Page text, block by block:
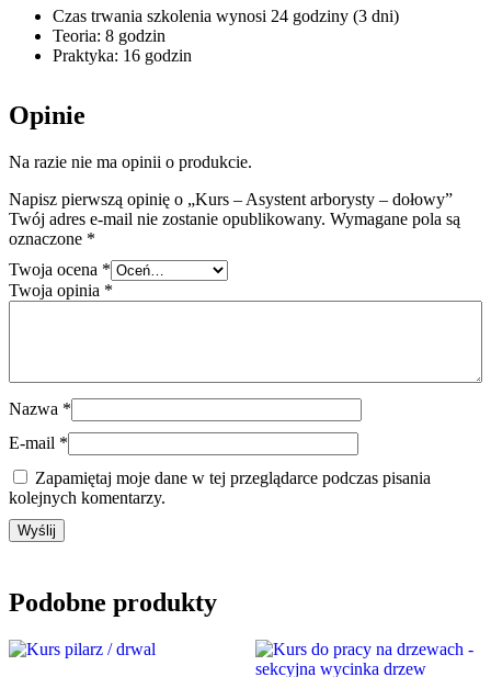
Czas trwania szkolenia wynosi 24 godziny (3 dni)
Teoria: 8 godzin
Praktyka: 16 godzin
Opinie
Na razie nie ma opinii o produkcie.
Napisz pierwszą opinię o „Kurs – Asystent arborysty – dołowy”
Twój adres e-mail nie zostanie opublikowany. Wymagane pola są
oznaczone *
Twoja ocena *
Twoja opinia *
Nazwa *
E-mail *
Zapamiętaj moje dane w tej przeglądarce podczas pisania
kolejnych komentarzy.
Podobne produkty